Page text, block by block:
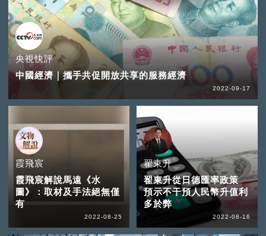
央視快評
中國經濟｜攜手共促開放共享的服務經濟
2022-09-17
霞飛宸
霞飛宸解說馬遠《水
圖》：取材及手法絕無僅
有
2022-08-25
翟東升
翟東升從日德匯率政策
預示不干預人民幣升值利
多於弊
2022-08-16